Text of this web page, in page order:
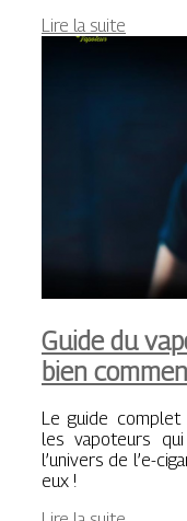
Lire la suite
Guide du
bien
Le guide
les vapoteurs
l’univers de l’e-
eux !